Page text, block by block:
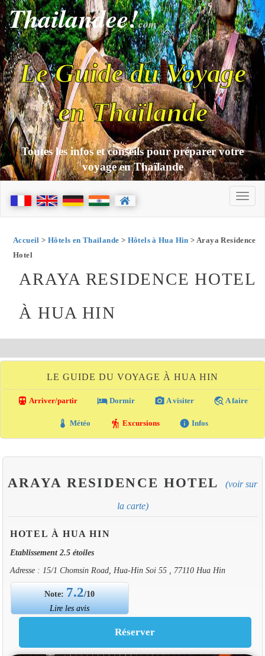
Thailandee!com
Le Guide du Voyage
en Thaïlande
Toutes les infos et conseils pour préparer votre
voyage en Thaïlande
Accueil > Hôtels en Thaïlande > Hôtels à Hua Hin > Araya Residence
Hotel
ARAYA RESIDENCE HOTEL
À HUA HIN
LE GUIDE DU VOYAGE À HUA HIN
directions_transit Arriver/partir local_hotel Dormir photo_camera A visiter travel_explore A faire
thermostat Météo hiking Excursions info Infos
ARAYA RESIDENCE HOTEL (voir sur
la carte)
HOTEL À HUA HIN
Etablissement 2.5 étoiles
Adresse : 15/1 Chomsin Road, Hua-Hin Soi 55 , 77110 Hua Hin
Note: 7.2/10
Lire les avis